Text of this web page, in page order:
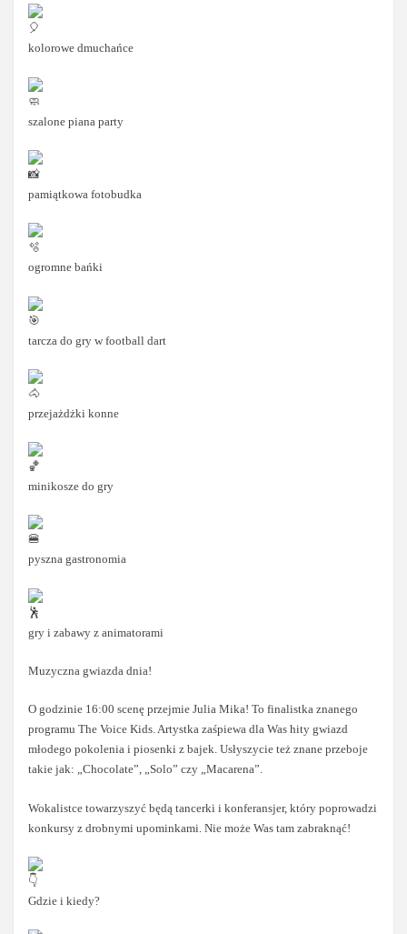
kolorowe dmuchańce
szalone piana party
pamiątkowa fotobudka
ogromne bańki
tarcza do gry w football dart
przejażdżki konne
minikosze do gry
pyszna gastronomia
gry i zabawy z animatorami
Muzyczna gwiazda dnia!
O godzinie 16:00 scenę przejmie Julia Mika! To finalistka znanego
programu The Voice Kids. Artystka zaśpiewa dla Was hity gwiazd
młodego pokolenia i piosenki z bajek. Usłyszycie też znane przeboje
takie jak: „Chocolate”, „Solo” czy „Macarena”.
Wokalistce towarzyszyć będą tancerki i konferansjer, który poprowadzi
konkursy z drobnymi upominkami. Nie może Was tam zabraknąć!
Gdzie i kiedy?